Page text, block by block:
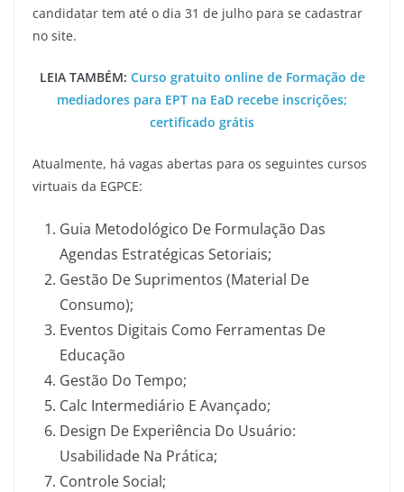
candidatar tem até o dia 31 de julho para se cadastrar
no site.
LEIA TAMBÉM: Curso gratuito online de Formação de
mediadores para EPT na EaD recebe inscrições;
certificado grátis
Atualmente, há vagas abertas para os seguintes cursos
virtuais da EGPCE:
Guia Metodológico De Formulação Das
Agendas Estratégicas Setoriais;
Gestão De Suprimentos (Material De
Consumo);
Eventos Digitais Como Ferramentas De
Educação
Gestão Do Tempo;
Calc Intermediário E Avançado;
Design De Experiência Do Usuário:
Usabilidade Na Prática;
Controle Social;